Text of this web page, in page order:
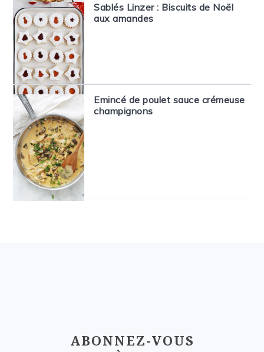
Sablés Linzer : Biscuits de Noël
aux amandes
Emincé de poulet sauce crémeuse
champignons
ABONNEZ-VOUS